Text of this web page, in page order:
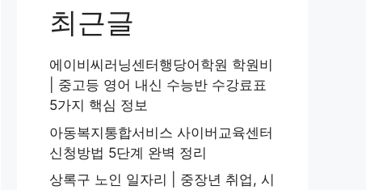
최근글
에이비씨러닝센터행당어학원 학원비
| 중고등 영어 내신 수능반 수강료표
5가지 핵심 정보
아동복지통합서비스 사이버교육센터
신청방법 5단계 완벽 정리
상록구 노인 일자리 | 중장년 취업, 시